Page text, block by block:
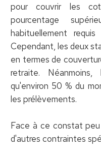
pour couvrir les
pourcentage
habituellement
Cependant, les deux
en termes de
retraite.
qu'environ 50 % du
les prélèvements.
Face à ce constat
d'autres contraintes